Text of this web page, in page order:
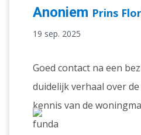
Anoniem Prins
19 sep. 2025
Goed contact na een
duidelijk verhaal over
kennis van de